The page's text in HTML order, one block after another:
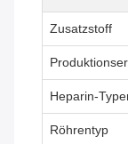
Zusatzstoff
Heparin-
Röhrentyp